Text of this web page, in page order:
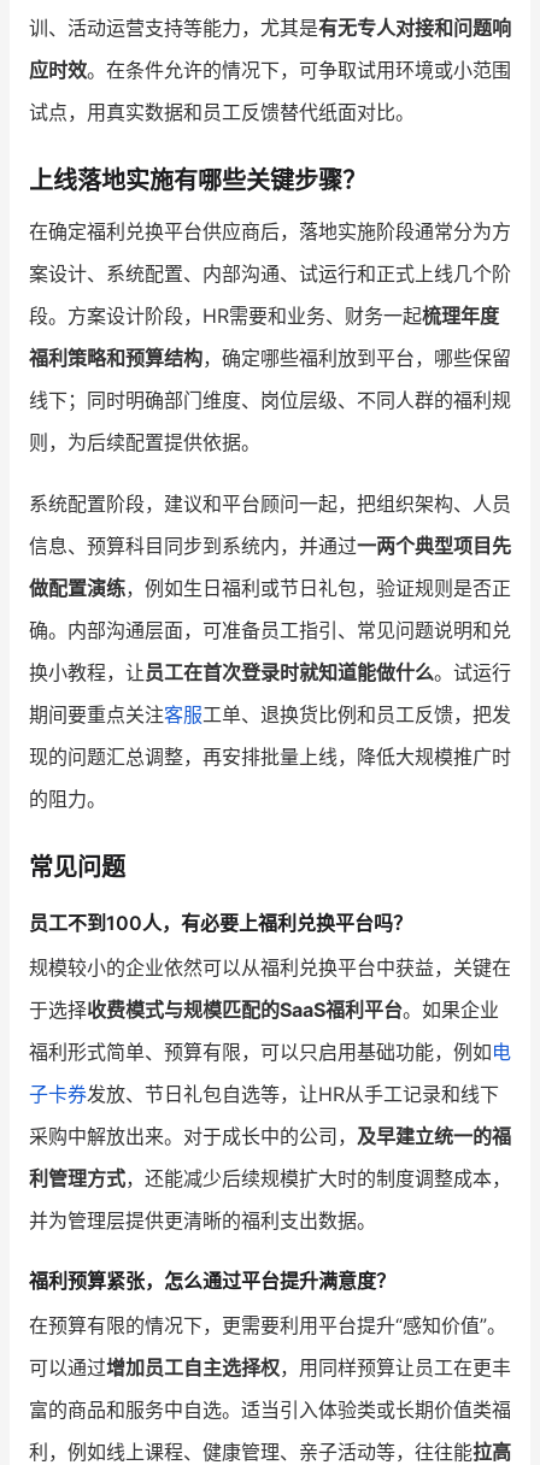
训、活动运营支持等能力，尤其是有无专人对接和问题响
应时效。在条件允许的情况下，可争取试用环境或小范围
试点，用真实数据和员工反馈替代纸面对比。
上线落地实施有哪些关键步骤？
在确定福利兑换平台供应商后，落地实施阶段通常分为方
案设计、系统配置、内部沟通、试运行和正式上线几个阶
段。方案设计阶段，HR需要和业务、财务一起梳理年度
福利策略和预算结构，确定哪些福利放到平台，哪些保留
线下；同时明确部门维度、岗位层级、不同人群的福利规
则，为后续配置提供依据。
系统配置阶段，建议和平台顾问一起，把组织架构、人员
信息、预算科目同步到系统内，并通过一两个典型项目先
做配置演练，例如生日福利或节日礼包，验证规则是否正
确。内部沟通层面，可准备员工指引、常见问题说明和兑
换小教程，让员工在首次登录时就知道能做什么。试运行
期间要重点关注客服工单、退换货比例和员工反馈，把发
现的问题汇总调整，再安排批量上线，降低大规模推广时
的阻力。
常见问题
员工不到100人，有必要上福利兑换平台吗？
规模较小的企业依然可以从福利兑换平台中获益，关键在
于选择收费模式与规模匹配的SaaS福利平台。如果企业
福利形式简单、预算有限，可以只启用基础功能，例如电
子卡券发放、节日礼包自选等，让HR从手工记录和线下
采购中解放出来。对于成长中的公司， 及早建立统一的福
利管理方式，还能减少后续规模扩大时的制度调整成本，
并为管理层提供更清晰的福利支出数据。
福利预算紧张，怎么通过平台提升满意度？
在预算有限的情况下，更需要利用平台提升“感知价值”。
可以通过增加员工自主选择权，用同样预算让员工在更丰
富的商品和服务中自选。适当引入体验类或长期价值类福
利，例如线上课程、健康管理、亲子活动等，往往能拉高